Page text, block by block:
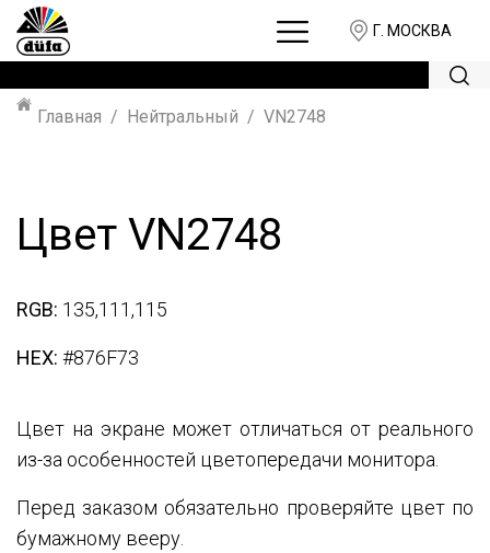
Г. МОСКВА
Главная Нейтральный VN2748
Цвет VN2748
RGB: 135,111,115
HEX: #876F73
Цвет на экране может отличаться от реального
из-за особенностей цветопередачи монитора.
Перед заказом обязательно проверяйте цвет по
бумажному вееру.